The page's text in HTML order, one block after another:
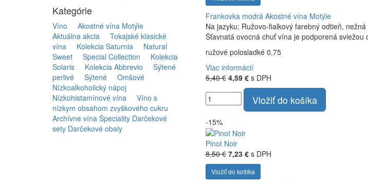
Kategórie
Víno
Akostné vína Motýle
Aktuálna akcia
Tokajské klasické
vína
Kolekcia Saturnia
Natural
Sweet
Special Collection
Kolekcia
Solaris
Kolekcia Abbrevio
Sýtené
perlivé
Sýtené
Omšové
Nízkoalkoholický nápoj
Nízkohistamínové vína
Víno s
nízkym obsahom zvyškového cukru
Archívne vína Špeciality Darčekové
sety Darčekové obaly
Frankovka modrá Akostné vína Motýle
Na jazyku: Ružovo-fialkový farebný odtieň,
Šťavnatá ovocná chuť vína je podporená sviežou
ružové polosladké 0,75
Viac informácií
5,40 € 4,59 €s DPH
Vložiť do košíka
-15%
Pinot Noir
8,50 € 7,23 €s DPH
Vložiť do košíka